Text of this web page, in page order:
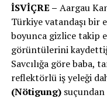
İSVİÇRE – Aargau
Türkiye vatandaşı bir
boyunca gizlice takip
görüntülerini
Savcılığa göre baba,
reflektörlü iş yeleği
(Nötigung)suçundan